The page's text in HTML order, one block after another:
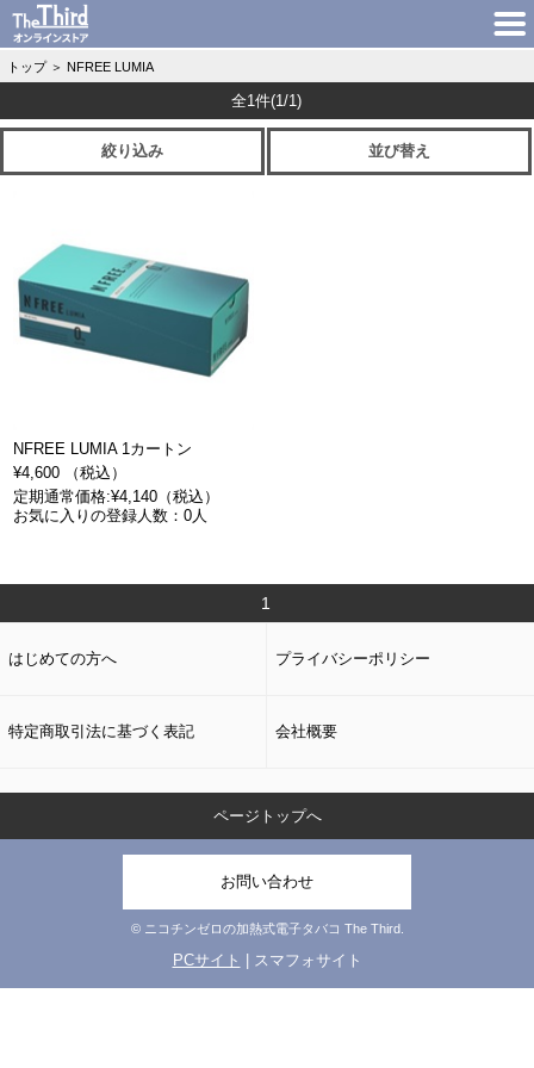
トップ ＞ NFREE LUMIA
全1件(1/1)
絞り込み 並び替え
NFREE LUMIA 1カートン
¥4,600 （税込）
定期通常価格:¥4,140（税込）
お気に入りの登録人数：0人
1
はじめての方へ プライバシーポリシー
特定商取引法に基づく表記 会社概要
ページトップへ
お問い合わせ
© ニコチンゼロの加熱式電子タバコ The Third.
PCサイト | スマフォサイト